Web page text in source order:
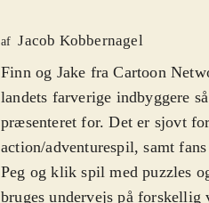
af Jacob Kobbernagel
Finn og Jake fra Cartoon
landets farverige indbyggere
præsenteret for. Det er sjovt
action/adventurespil, samt
Peg og klik spil med puzzles
bruges undervejs på